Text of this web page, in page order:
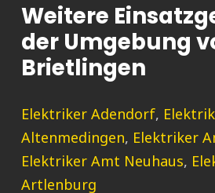
Weitere
der Umgebung
Brietlingen
Elektriker Adendorf,
Altenmedingen, Elektriker
Elektriker Amt Neuhaus,
Artlenburg